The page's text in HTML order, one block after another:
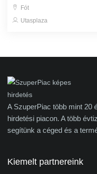
Fót
Utasplaza
A SzuperPiac több mint 20
hirdetési piacon. A több
segítünk a céged és a
Kiemelt partnereink